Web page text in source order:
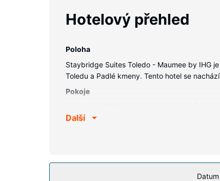
Hotelový přehled
Poloha
Staybridge Suites Toledo - Maumee by IHG
Toledu a Padlé kmeny. Tento hotel se
Pokoje
zdarma vám zajistí spojení se světem a LCD
bezdrátový internet zdarma, prodej novin a
Další